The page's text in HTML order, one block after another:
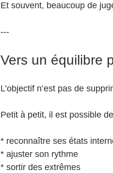
Et souvent, beaucoup de
---
Vers un équilibre
L’objectif n’est pas de
Petit à petit, il est possible
* reconnaître ses états
* ajuster son rythme
* sortir des extrêmes